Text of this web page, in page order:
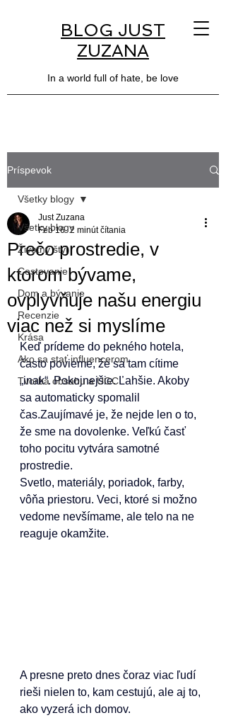
BLOG JUST
ZUZANA
In a world full of hate, be love
Príspevok
Všetky blogy
Životný štýl
Cestovanie
Dom a bývanie
Recenzie
Krása
Ako sa stať influencerom
Tvorba obsahu a UGC
Všetky blogy
Prečo prostredie, v
ktorom bývame,
ovplyvňuje našu energiu
viac než si myslíme
Just Zuzana
Feb 16 2 minút čítania
Keď prídeme do pekného hotela,
často povieme, že sa tam cítime
„inak“. Pokojnejšie. Ľahšie. Akoby
sa automaticky spomalil
čas.Zaujímavé je, že nejde len o to,
že sme na dovolenke. Veľkú časť
toho pocitu vytvára samotné
prostredie.
Svetlo, materiály, poriadok, farby,
vôňa priestoru. Veci, ktoré si možno
vedome nevšímame, ale telo na ne
reaguje okamžite.
A presne preto dnes čoraz viac ľudí
rieši nielen to, kam cestujú, ale aj to,
ako vyzerá ich domov.